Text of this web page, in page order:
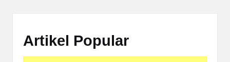
Artikel Popular